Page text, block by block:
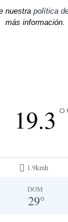
nuestra política
más información.
19.3°
1.9kmh
DOM
29°